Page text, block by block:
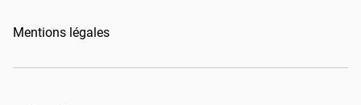
Mentions légales